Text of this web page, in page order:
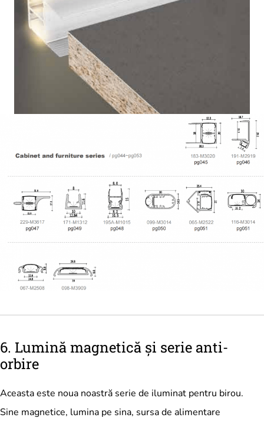
6. Lumină magnetică și serie anti-
orbire
Aceasta este noua noastră serie de iluminat pentru birou.
Sine magnetice, lumina pe sina, sursa de alimentare